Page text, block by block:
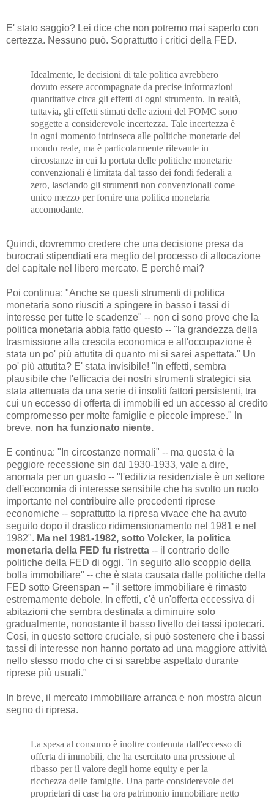
E' stato saggio? Lei dice che non potremo mai saperlo con
certezza. Nessuno può. Soprattutto i critici della FED.
Idealmente, le decisioni di tale politica avrebbero
dovuto essere accompagnate da precise informazioni
quantitative circa gli effetti di ogni strumento. In realtà,
tuttavia, gli effetti stimati delle azioni del FOMC sono
soggette a considerevole incertezza. Tale incertezza è
in ogni momento intrinseca alle politiche monetarie del
mondo reale, ma è particolarmente rilevante in
circostanze in cui la portata delle politiche monetarie
convenzionali è limitata dal tasso dei fondi federali a
zero, lasciando gli strumenti non convenzionali come
unico mezzo per fornire una politica monetaria
accomodante.
Quindi, dovremmo credere che una decisione presa da
burocrati stipendiati era meglio del processo di allocazione
del capitale nel libero mercato. E perché mai?
Poi continua: "Anche se questi strumenti di politica
monetaria sono riusciti a spingere in basso i tassi di
interesse per tutte le scadenze" -- non ci sono prove che la
politica monetaria abbia fatto questo -- "la grandezza della
trasmissione alla crescita economica e all'occupazione è
stata un po' più attutita di quanto mi si sarei aspettata." Un
po' più attutita? E' stata invisibile! "In effetti, sembra
plausibile che l'efficacia dei nostri strumenti strategici sia
stata attenuata da una serie di insoliti fattori persistenti, tra
cui un eccesso di offerta di immobili ed un accesso al credito
compromesso per molte famiglie e piccole imprese." In
breve, non ha funzionato niente.
E continua: "In circostanze normali" -- ma questa è la
peggiore recessione sin dal 1930-1933, vale a dire,
anomala per un guasto -- "l'edilizia residenziale è un settore
dell'economia di interesse sensibile che ha svolto un ruolo
importante nel contribuire alle precedenti riprese
economiche -- soprattutto la ripresa vivace che ha avuto
seguito dopo il drastico ridimensionamento nel 1981 e nel
1982". Ma nel 1981-1982, sotto Volcker, la politica
monetaria della FED fu ristretta -- il contrario delle
politiche della FED di oggi. "In seguito allo scoppio della
bolla immobiliare" -- che è stata causata dalle politiche della
FED sotto Greenspan -- "il settore immobiliare è rimasto
estremamente debole. In effetti, c'è un'offerta eccessiva di
abitazioni che sembra destinata a diminuire solo
gradualmente, nonostante il basso livello dei tassi ipotecari.
Così, in questo settore cruciale, si può sostenere che i bassi
tassi di interesse non hanno portato ad una maggiore attività
nello stesso modo che ci si sarebbe aspettato durante
riprese più usuali."
In breve, il mercato immobiliare arranca e non mostra alcun
segno di ripresa.
La spesa al consumo è inoltre contenuta dall'eccesso di
offerta di immobili, che ha esercitato una pressione al
ribasso per il valore degli home equity e per la
ricchezza delle famiglie. Una parte considerevole dei
proprietari di case ha ora patrimonio immobiliare netto